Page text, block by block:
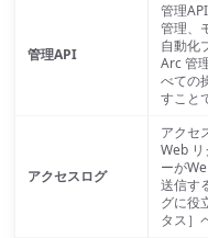
管理API
管理
管理、
自動化
Arc 管
べての
すこと
アクセスログ
アクセ
Web
ーが
送信す
グに役
タス］